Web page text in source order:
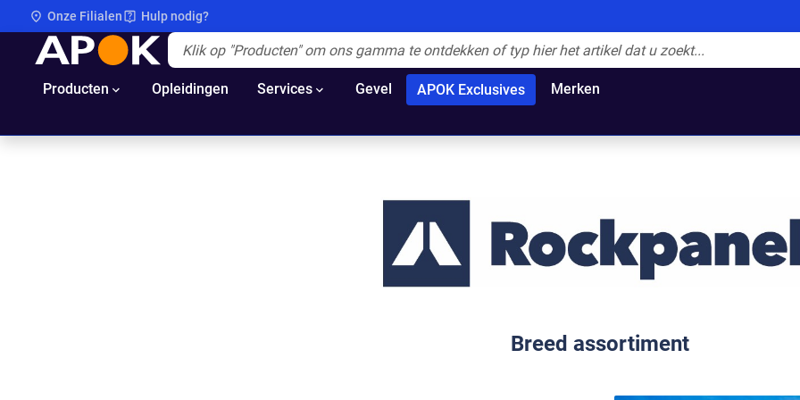
Onze Filialen Hulp nodig?
APOK
Producten Opleidingen Services Gevel APOK Exclusives Merken
Breed assortiment